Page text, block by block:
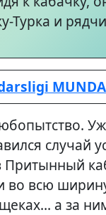
и
случай
во всю
а за